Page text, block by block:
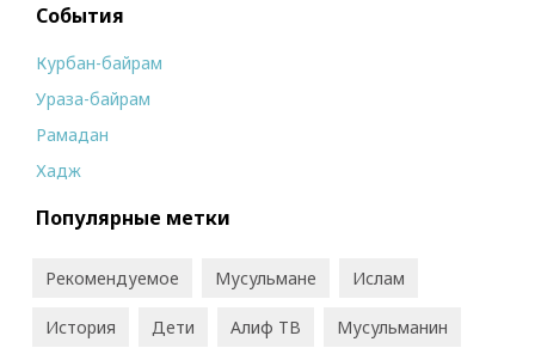
События
Курбан-байрам
Ураза-байрам
Рамадан
Хадж
Популярные метки
Рекомендуемое Мусульмане Ислам
История Дети Алиф ТВ Мусульманин